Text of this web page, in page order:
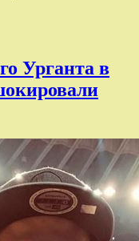
Урганта в